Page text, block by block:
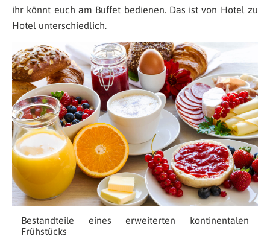
ihr könnt euch am Buffet bedienen. Das ist von Hotel zu
Hotel unterschiedlich.
Bestandteile eines erweiterten kontinentalen
Frühstücks